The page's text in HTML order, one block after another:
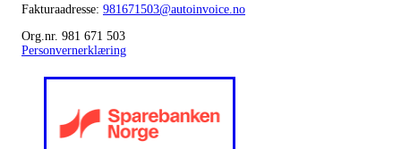
Fakturaadresse: 981671503@autoinvoice.no
Org.nr. 981 671 503
Personvernerklæring